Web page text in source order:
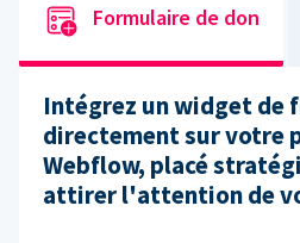
Formulaire de don
Intégrez un widget de
directement sur votre
Webflow, placé
attirer l'attention de